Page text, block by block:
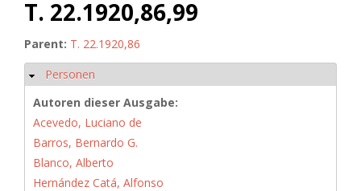
T. 22.1920,86,99
Parent: T. 22.1920,86
Hide
Personen
Autoren dieser Ausgabe:
Acevedo, Luciano de
Barros, Bernardo G.
Blanco, Alberto
Hernández Catá, Alfonso